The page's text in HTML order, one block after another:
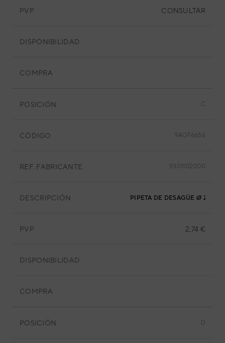
PVP CONSULTAR
DISPONIBILIDAD
COMPRA
POSICIÓN C
CÓDIGO 9AGF6656
REF. FABRICANTE 9301102000
DESCRIPCIÓN PIPETA DE DESAGÜE Ø 21,55
PVP 2,74 €
DISPONIBILIDAD
COMPRA
POSICIÓN D